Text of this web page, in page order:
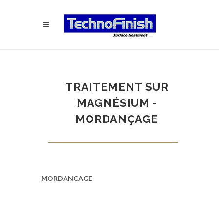
TRAITEMENT SUR
MAGNÉSIUM -
MORDANÇAGE
MORDANCAGE